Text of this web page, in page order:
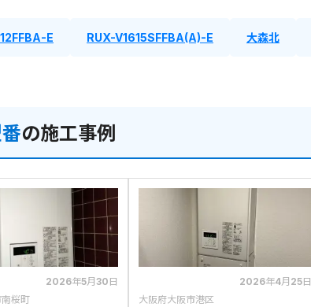
E RUX-V1615SFFBA(A)-E 大森北
の施工事例
2026年5月30日
桜町
2026年4月25日
大阪府大阪市港区